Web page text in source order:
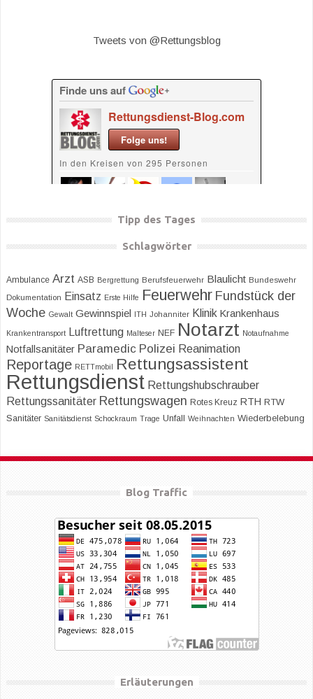
Tweets von @Rettungsblog
Tipp des Tages
Schlagwörter
Ambulance Arzt ASB Bergrettung Berufsfeuerwehr Blaulicht Bundeswehr
Dokumentation Einsatz Erste Hilfe Feuerwehr Fundstück der
Woche Gewalt Gewinnspiel ITH Johanniter Klinik Krankenhaus
Krankentransport Luftrettung Malteser NEF Notarzt Notaufnahme
Notfallsanitäter Paramedic Polizei Reanimation
Reportage RETTmobil Rettungsassistent
Rettungsdienst Rettungshubschrauber
Rettungssanitäter Rettungswagen Rotes Kreuz RTH RTW
Sanitäter Sanitätsdienst Schockraum Trage Unfall Weihnachten Wiederbelebung
Blog Traffic
Erläuterungen